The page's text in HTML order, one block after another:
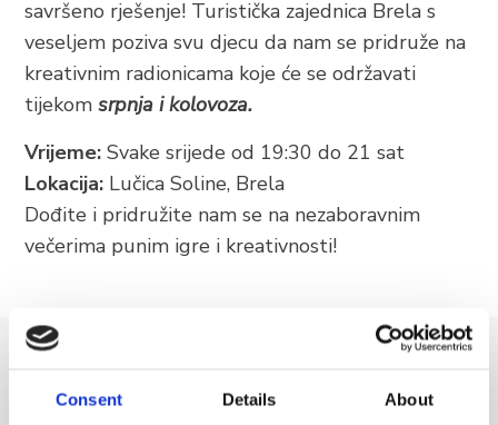
Consent Details About
Za iznajmljivače
savršeno rješenje! Turistička zajednica Brela s
veseljem poziva svu djecu da nam se pridruže na
kreativnim radionicama koje će se održavati
tijekom srpnja i kolovoza.
Vrijeme: Svake srijede od 19:30 do 21 sat
Lokacija: Lučica Soline, Brela
Dođite i pridružite nam se na nezaboravnim
večerima punim igre i kreativnosti!
OTKRIJ VIŠE